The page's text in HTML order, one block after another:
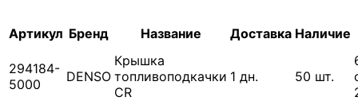
Артикул Бренд Название Доставка Наличие
294184-
5000
DENSO
Крышка
топливоподкачки
CR
1 дн. 50 шт.